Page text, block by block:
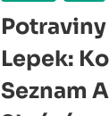
Lepek:
Seznam